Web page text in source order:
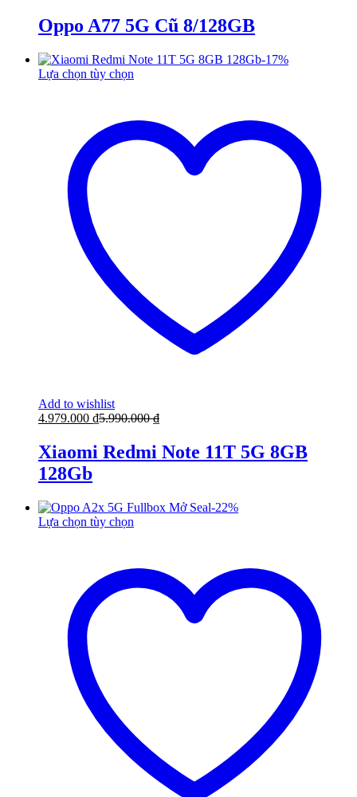
Oppo A77 5G Cũ 8/128GB
-17%
Lựa chọn tùy chọn
Add to wishlist
4.979.000 ₫5.990.000₫
Xiaomi Redmi Note 11T 5G 8GB
128Gb
-22%
Lựa chọn tùy chọn